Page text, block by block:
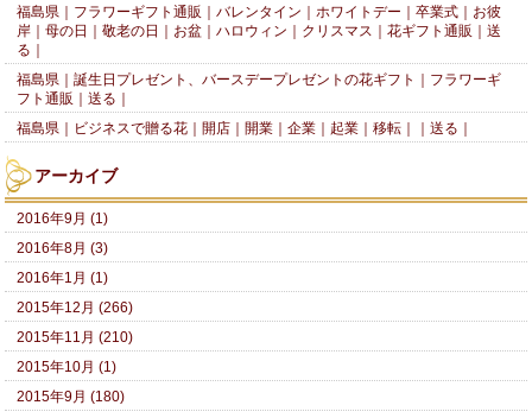
福島県｜フラワーギフト通販｜バレンタイン｜ホワイトデー｜卒業式｜お彼
岸｜母の日｜敬老の日｜お盆｜ハロウィン｜クリスマス｜花ギフト通販｜送
る｜
福島県｜誕生日プレゼント、バースデープレゼントの花ギフト｜フラワーギ
フト通販｜送る｜
福島県｜ビジネスで贈る花｜開店｜開業｜企業｜起業｜移転｜｜送る｜
アーカイブ
2016年9月 (1)
2016年8月 (3)
2016年1月 (1)
2015年12月 (266)
2015年11月 (210)
2015年10月 (1)
2015年9月 (180)